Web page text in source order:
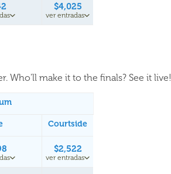
$4,025
ver entradas
Who'll make it to the finals? See it live!
Courtside
$2,522
ver entradas